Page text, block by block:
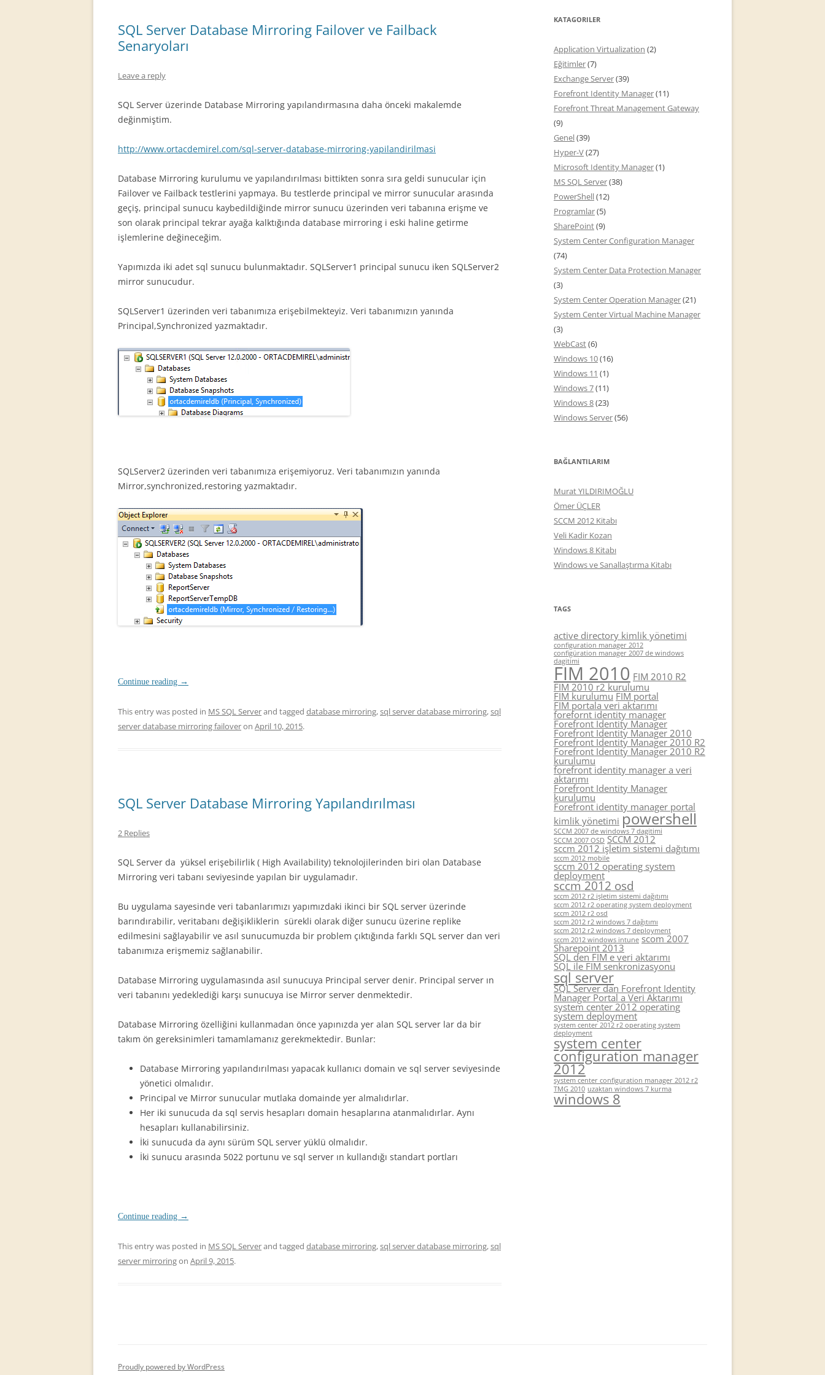
SQL Server Database Mirroring Failover ve Failback
Senaryoları
Leave a reply
SQL Server üzerinde Database Mirroring yapılandırmasına daha önceki makalemde
değinmiştim.
http://www.ortacdemirel.com/sql-server-database-mirroring-yapilandirilmasi
Database Mirroring kurulumu ve yapılandırılması bittikten sonra sıra geldi sunucular için
Failover ve Failback testlerini yapmaya. Bu testlerde principal ve mirror sunucular arasında
geçiş, principal sunucu kaybedildiğinde mirror sunucu üzerinden veri tabanına erişme ve
son olarak principal tekrar ayağa kalktığında database mirroring i eski haline getirme
işlemlerine değineceğim.
Yapımızda iki adet sql sunucu bulunmaktadır. SQLServer1 principal sunucu iken SQLServer2
mirror sunucudur.
SQLServer1 üzerinden veri tabanımıza erişebilmekteyiz. Veri tabanımızın yanında
Principal,Synchronized yazmaktadır.
SQLServer2 üzerinden veri tabanımıza erişemiyoruz. Veri tabanımızın yanında
Mirror,synchronized,restoring yazmaktadır.
Continue reading →
This entry was posted in MS SQL Serverand tagged database mirroring,sql server database mirroring,sql
server database mirroring failoveron April 10, 2015.
SQL Server Database Mirroring Yapılandırılması
2 Replies
SQL Server da yüksel erişebilirlik ( High Availability) teknolojilerinden biri olan Database
Mirroring veri tabanı seviyesinde yapılan bir uygulamadır.
Bu uygulama sayesinde veri tabanlarımızı yapımızdaki ikinci bir SQL server üzerinde
barındırabilir, veritabanı değişikliklerin sürekli olarak diğer sunucu üzerine replike
edilmesini sağlayabilir ve asıl sunucumuzda bir problem çıktığında farklı SQL server dan veri
tabanımıza erişmemiz sağlanabilir.
Database Mirroring uygulamasında asıl sunucuya Principal server denir. Principal server ın
veri tabanını yedeklediği karşı sunucuya ise Mirror server denmektedir.
Database Mirroring özelliğini kullanmadan önce yapınızda yer alan SQL server lar da bir
takım ön gereksinimleri tamamlamanız gerekmektedir. Bunlar:
Database Mirroring yapılandırılması yapacak kullanıcı domain ve sql server seviyesinde
yönetici olmalıdır.
Principal ve Mirror sunucular mutlaka domainde yer almalıdırlar.
Her iki sunucuda da sql servis hesapları domain hesaplarına atanmalıdırlar. Aynı
hesapları kullanabilirsiniz.
İki sunucuda da aynı sürüm SQL server yüklü olmalıdır.
İki sunucu arasında 5022 portunu ve sql server ın kullandığı standart portları
Continue reading →
This entry was posted in MS SQL Serverand tagged database mirroring,sql server database mirroring,sql
server mirroringon April 9, 2015.
KATAGORILER
Application Virtualization (2)
Eğitimler(7)
Exchange Server(39)
Forefront Identity Manager(11)
Forefront Threat Management Gateway
(9)
Genel(39)
Hyper-V(27)
Microsoft Identity Manager(1)
MS SQL Server(38)
PowerShell(12)
Programlar(5)
SharePoint(9)
System Center Configuration Manager
(74)
System Center Data Protection Manager
(3)
System Center Operation Manager(21)
System Center Virtual Machine Manager
(3)
WebCast(6)
Windows 10(16)
Windows 11 (1)
Windows 7(11)
Windows 8(23)
Windows Server(56)
BAĞLANTILARIM
Murat YILDIRIMOĞLU
Ömer ÜÇLER
SCCM 2012 Kitabı
Veli Kadir Kozan
Windows 8 Kitabı
Windows ve Sanallaştırma Kitabı
TAGS
active directory kimlik yönetimi
configuration manager 2012
configüration manager 2007 de windows
dagitimi
FIM 2010 FIM 2010 R2
FIM 2010 r2 kurulumu
FIM kurulumu FIM portal
FIM portala veri aktarımı
forefornt identity manager
Forefront Identity Manager
Forefront Identity Manager 2010
Forefront Identity Manager 2010 R2
Forefront Identity Manager 2010 R2
kurulumu
forefront identity manager a veri
aktarımı
Forefront Identity Manager
kurulumu
Forefront identity manager portal
kimlik yönetimi powershell
SCCM 2007 de windows 7 dagitimi
SCCM 2007 OSD SCCM 2012
sccm 2012 işletim sistemi dağıtımı
sccm 2012 mobile
sccm 2012 operating system
deployment
sccm 2012 osd
sccm 2012 r2 işletim sistemi dağıtımı
sccm 2012 r2 operating system deployment
sccm 2012 r2 osd
sccm 2012 r2 windows 7 dağıtımı
sccm 2012 r2 windows 7 deployment
sccm 2012 windows intune scom 2007
Sharepoint 2013
SQL den FIM e veri aktarımı
SQL ile FIM senkronizasyonu
sql server
SQL Server dan Forefront Identity
Manager Portal a Veri Aktarımı
system center 2012 operating
system deployment
system center 2012 r2 operating system
deployment
system center
configuration manager
2012
system center configuration manager 2012 r2
TMG 2010 uzaktan windows 7 kurma
windows 8
Proudly powered by WordPress